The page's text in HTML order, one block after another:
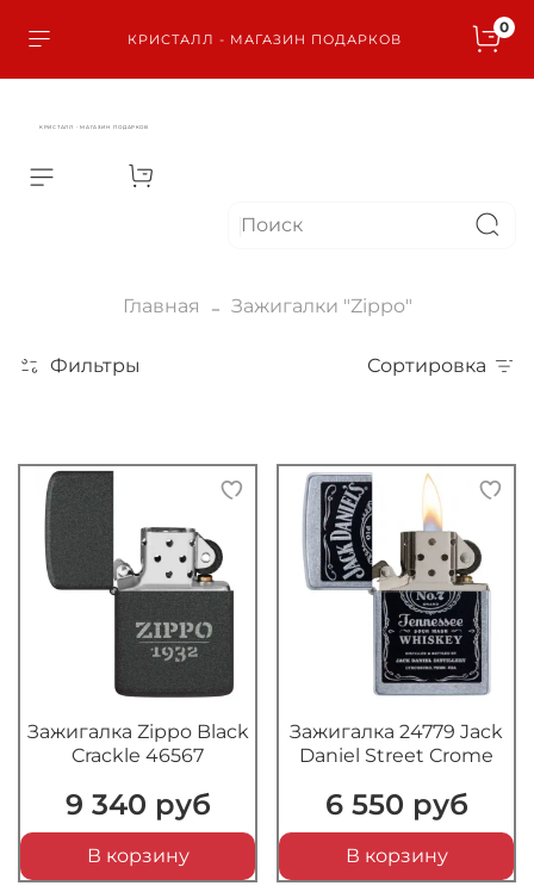
КРИСТАЛЛ - МАГАЗИН ПОДАРКОВ
0
КРИСТАЛЛ - МАГАЗИН ПОДАРКОВ
Главная Зажигалки "Zippo"
Фильтры Сортировка
Зажигалка Zippo Black
Crackle 46567
9 340 руб
В корзину
Зажигалка 24779 Jack
Daniel Street Crome
6 550 руб
В корзину